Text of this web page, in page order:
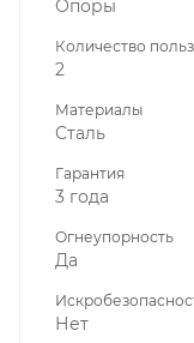
Опоры
Количество
2
Материалы
Сталь
Гарантия
3 года
Огнеупорность
Да
Нет